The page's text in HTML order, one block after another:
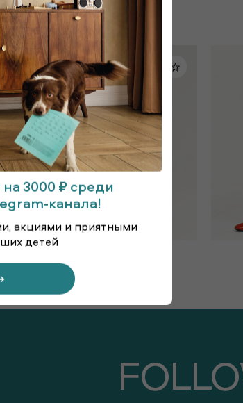
товаром
3000 ₽ среди
канала!
акциями и приятными
детей